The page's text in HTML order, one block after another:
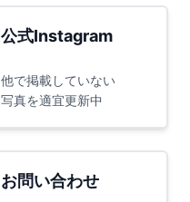
公式Instagram
他で掲載していない
写真を適宜更新中
お問い合わせ